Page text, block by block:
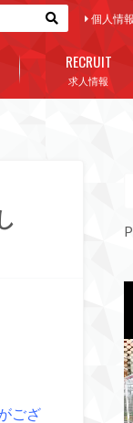
個人情
求人情報
RECRUIT
ござ